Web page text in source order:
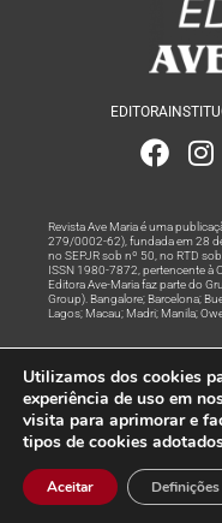
EDITORA
Revista Ave Maria é uma
279/0002-62), fundada em 28
no SEPJR sob nº 50, no RTD
ISSN 1980-7872, pertencente à
Editora Ave-Maria faz parte do
Group). Bangalore; Barcelona;
Lagos; Macau; Madri; Manila;
© Todos os Direitos
Utilizamos dos cookies
experiência de uso em
visita para aprimorar e
tipos de cookies
Aceitar Definições